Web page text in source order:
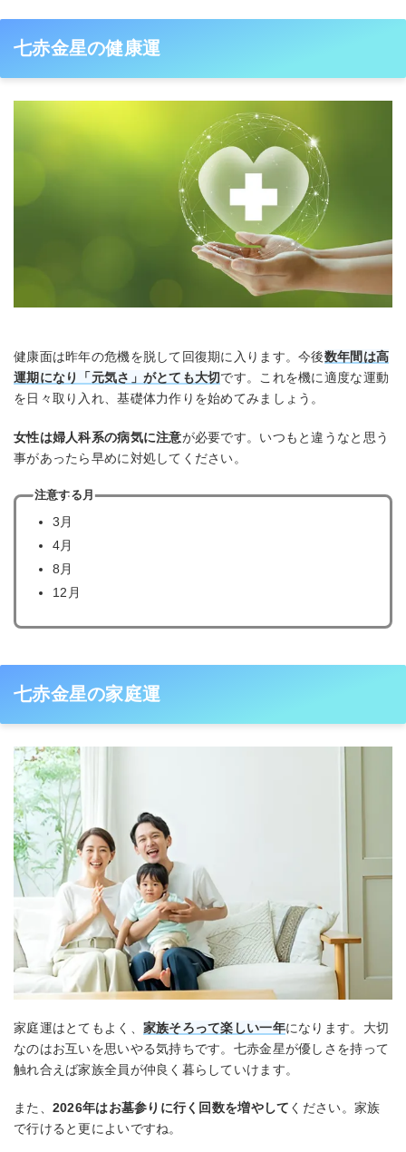
七赤金星の健康運
健康面は昨年の危機を脱して回復期に入ります。今後数年間は高
運期になり「元気さ」がとても大切です。これを機に適度な運動
を日々取り入れ、基礎体力作りを始めてみましょう。
女性は婦人科系の病気に注意が必要です。いつもと違うなと思う
事があったら早めに対処してください。
注意する月
3月
4月
8月
12月
七赤金星の家庭運
家庭運はとてもよく、 家族そろって楽しい一年になります。大切
なのはお互いを思いやる気持ちです。七赤金星が優しさを持って
触れ合えば家族全員が仲良く暮らしていけます。
また、 2026年はお墓参りに行く回数を増やして ください。家族
で行けると更によいですね。